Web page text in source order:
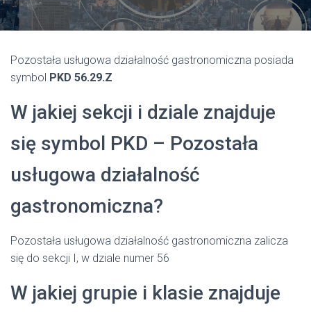
Pozostała usługowa działalność gastronomiczna posiada
symbol PKD 56.29.Z
W jakiej sekcji i dziale znajduje
się symbol PKD – Pozostała
usługowa działalność
gastronomiczna?
Pozostała usługowa działalność gastronomiczna zalicza
się do sekcji I, w dziale numer 56
W jakiej grupie i klasie znajduje